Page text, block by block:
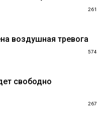
261
воздушная тревога
574
свободно
267